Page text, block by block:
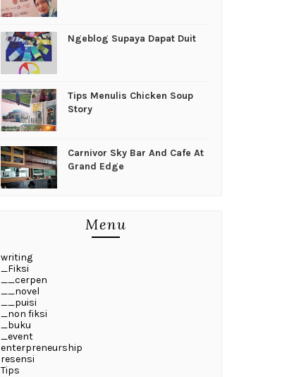
Ngeblog Supaya Dapat Duit
Tips Menulis Chicken Soup
Story
Carnivor Sky Bar And Cafe At
Grand Edge
Menu
writing
_Fiksi
__cerpen
__novel
__puisi
_non fiksi
_buku
_event
enterpreneurship
resensi
Tips